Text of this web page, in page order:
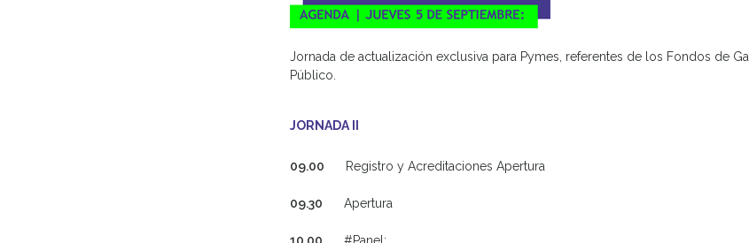
Jornada de actualización exclusiva para Pymes, referentes de los Fondos de
Público.
JORNADA II
09.00 Registro y Acreditaciones Apertura
09.30 Apertura